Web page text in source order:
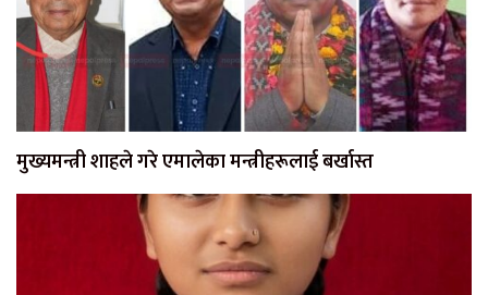
मुख्यमन्त्री शाहले गरे एमालेका मन्त्रीहरूलाई बर्खास्त